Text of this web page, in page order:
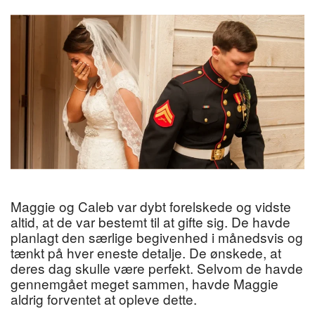
Maggie og Caleb var dybt forelskede og vidste
altid, at de var bestemt til at gifte sig. De havde
planlagt den særlige begivenhed i månedsvis og
tænkt på hver eneste detalje. De ønskede, at
deres dag skulle være perfekt. Selvom de havde
gennemgået meget sammen, havde Maggie
aldrig forventet at opleve dette.